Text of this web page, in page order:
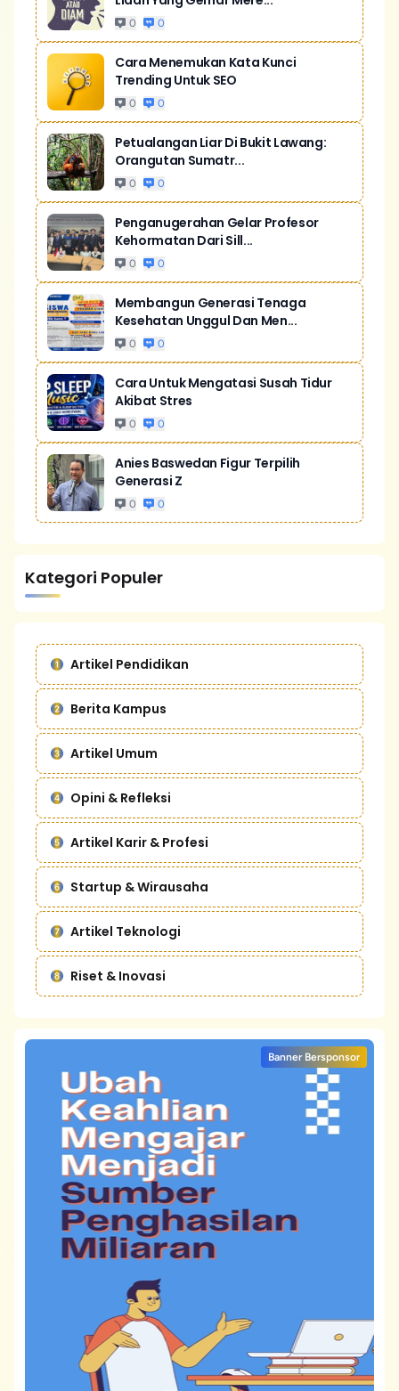
0 0
Cara Menemukan Kata Kunci
Trending Untuk SEO
0 0
Petualangan Liar Di Bukit Lawang:
Orangutan Sumatr...
0 0
Penganugerahan Gelar Profesor
Kehormatan Dari Sill...
0 0
Membangun Generasi Tenaga
Kesehatan Unggul Dan Men...
0 0
Cara Untuk Mengatasi Susah Tidur
Akibat Stres
0 0
Anies Baswedan Figur Terpilih
Generasi Z
0 0
Kategori Populer
Artikel Pendidikan
Berita Kampus
Artikel Umum
Opini & Refleksi
Artikel Karir & Profesi
Startup & Wirausaha
Artikel Teknologi
Riset & Inovasi
Banner Bersponsor